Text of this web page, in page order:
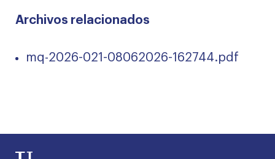
Archivos relacionados
mq-2026-021-08062026-162744.pdf